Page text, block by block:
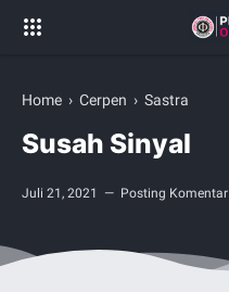
Home › Cerpen › Sastra
Susah Sinyal
Juli 21, 2021 Posting Komentar